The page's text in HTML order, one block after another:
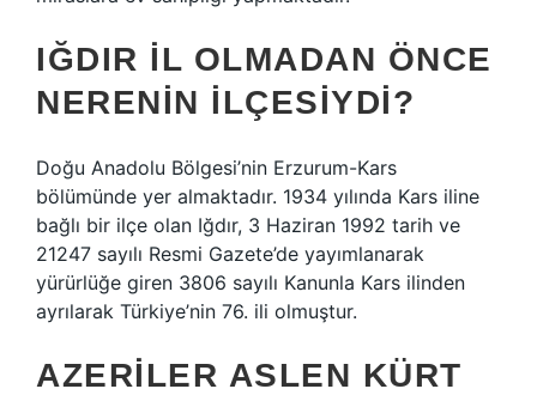
IĞDIR IL OLMADAN ÖNCE
NERENIN ILÇESIYDI?
Doğu Anadolu Bölgesi’nin Erzurum-Kars
bölümünde yer almaktadır. 1934 yılında Kars iline
bağlı bir ilçe olan Iğdır, 3 Haziran 1992 tarih ve
21247 sayılı Resmi Gazete’de yayımlanarak
yürürlüğe giren 3806 sayılı Kanunla Kars ilinden
ayrılarak Türkiye’nin 76. ili olmuştur.
AZERILER ASLEN KÜRT